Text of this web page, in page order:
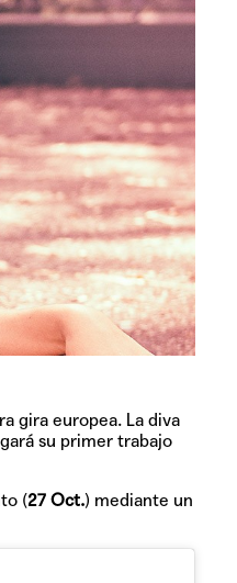
gira europea. La diva
su primer trabajo
(27 Oct.) mediante un